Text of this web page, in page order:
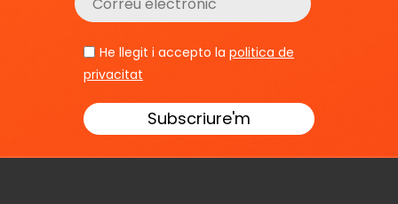
He llegit i accepto la politica de
privacitat